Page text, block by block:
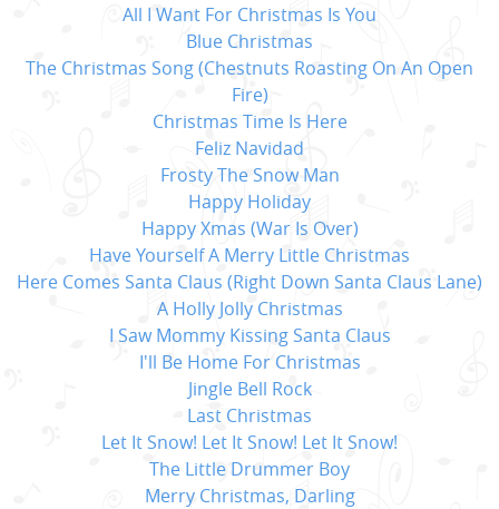
All I Want For Christmas Is You
Blue Christmas
The Christmas Song (Chestnuts Roasting On An Open
Fire)
Christmas Time Is Here
Feliz Navidad
Frosty The Snow Man
Happy Holiday
Happy Xmas (War Is Over)
Have Yourself A Merry Little Christmas
Here Comes Santa Claus (Right Down Santa Claus Lane)
A Holly Jolly Christmas
I Saw Mommy Kissing Santa Claus
I'll Be Home For Christmas
Jingle Bell Rock
Last Christmas
Let It Snow! Let It Snow! Let It Snow!
The Little Drummer Boy
Merry Christmas, Darling